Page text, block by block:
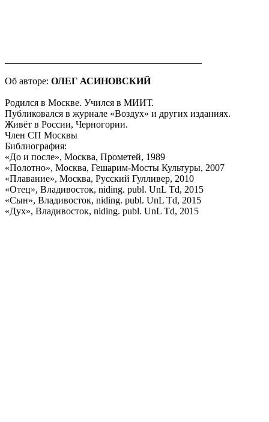
Об авторе: ОЛЕГ АСИНОВСКИЙ
Родился в Москве. Учился в МИИТ.
Публиковался в журнале «Воздух» и других изданиях.
Живёт в России, Черногории.
Член СП Москвы
Библиография:
«До и после», Москва, Прометей, 1989
«Полотно», Москва, Гешарим-Мосты Культуры, 2007
«Плавание», Москва, Русский Гулливер, 2010
«Отец», Владивосток, niding. publ. UnL Td, 2015
«Сын», Владивосток, niding. publ. UnL Td, 2015
«Дух», Владивосток, niding. publ. UnL Td, 2015